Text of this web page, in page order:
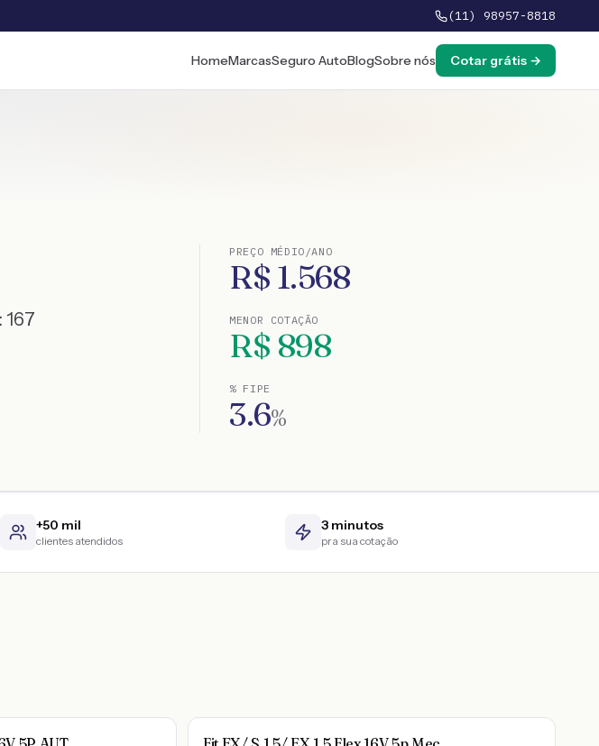
(11) 98957-8818
HomeMarcasSeguro AutoBlogSobre nós Cotar grátis →
167
PREÇO MÉDIO/ANO
R$ 1.568
MENOR COTAÇÃO
R$ 898
% FIPE
3.6%
+50 mil
clientes atendidos
3 minutos
pra sua cotação